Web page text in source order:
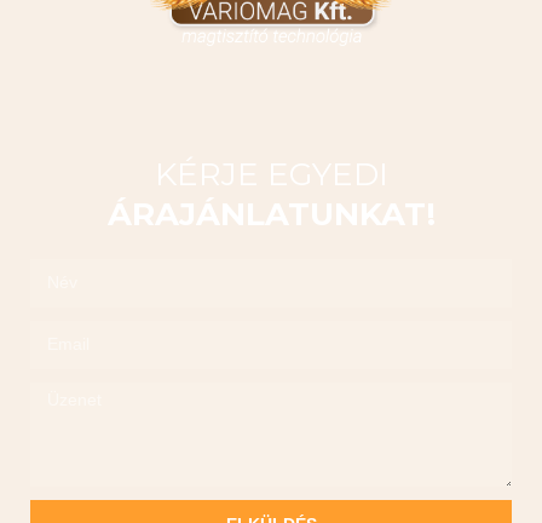
KÉRJE EGYEDI
ÁRAJÁNLATUNKAT!